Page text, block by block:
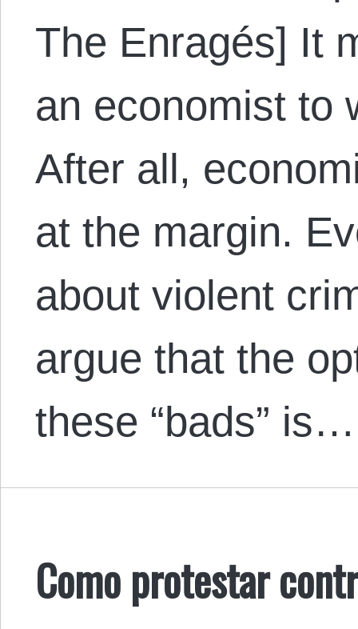
The Enragés] It
an economist to
After all,
at the margin.
about violent
argue that the
these “bads” is…
Como protestar